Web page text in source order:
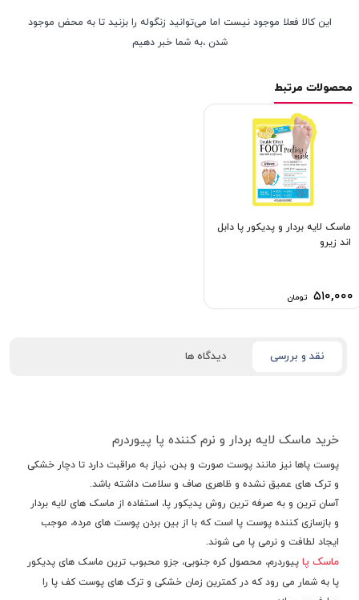
این کالا فعلا موجود نیست اما می‌توانید زنگوله را بزنید تا به محض موجود
شدن ،به شما خبر دهیم
محصولات مرتبط
ماسک لایه بردار و پدیکور پا دابل
اند زیرو
۵۱۰,۰۰۰ تومان
نقد و بررسی دیدگاه ها
خرید ماسک لایه بردار و نرم کننده پا پیوردرم
پوست پاها نیز مانند پوست صورت و بدن، نیاز به مراقبت دارد تا دچار خشکی
و ترک های عمیق نشده و ظاهری صاف و سلامت داشته باشد.
آسان ترین و به صرفه ترین روش پدیکور پا، استفاده از ماسک های لایه بردار
و بازسازی کننده پوست پا است که با از بین بردن پوست های مرده، موجب
ایجاد لطافت و نرمی پا می شوند.
ماسک پا پیوردرم، محصول کره جنوبی، جزو محبوب ترین ماسک های پدیکور
پا به شمار می رود که در کمترین زمان خشکی و ترک های پوست کف پا را